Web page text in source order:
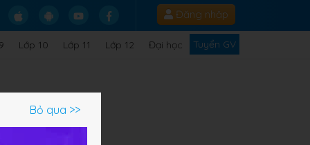
Đăng nhập
Lớp 10 Lớp 11 Lớp 12 Đại học Tuyển GV
Bỏ qua >>